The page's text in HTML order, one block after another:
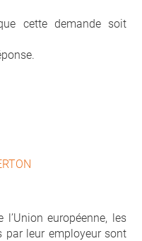
cette demande soit
européenne, les
par leur employeur sont